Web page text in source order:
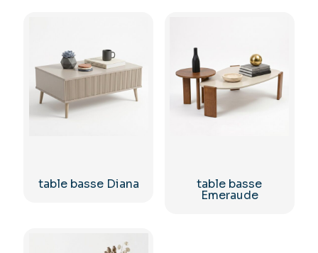
table basse Diana table basse
Emeraude